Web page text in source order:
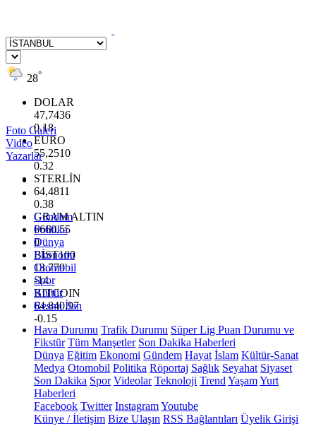
28°
DOLAR
47,7436
0.18
EURO
55,2510
0.32
STERLİN
64,4811
0.38
GRAM ALTIN
6660.55
0
BİST100
13.779
-14
BITCOIN
64.840,97
-0.15
Foto Galeri
Video
Yazarlar
Gündem
Politika
Dünya
Ekonomi
Otomobil
Spor
Kültür
Resmi İlan
Hava Durumu Trafik Durumu Süper Lig Puan Durumu ve
Fikstür Tüm Manşetler Son Dakika Haberleri
Dünya Eğitim Ekonomi Gündem Hayat İslam Kültür-Sanat
Medya Otomobil Politika Röportaj Sağlık Seyahat Siyaset
Son Dakika Spor Videolar Teknoloji Trend YaşamYurt
Haberleri
Facebook Twitter InstagramYoutube
Künye / İletişim Bize Ulaşın RSS Bağlantıları Üyelik Girişi